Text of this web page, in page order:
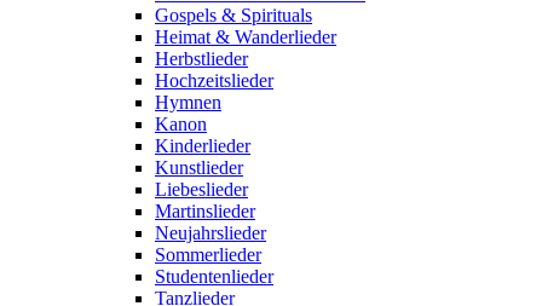
Gospels & Spirituals
Heimat & Wanderlieder
Herbstlieder
Hochzeitslieder
Hymnen
Kanon
Kinderlieder
Kunstlieder
Liebeslieder
Martinslieder
Neujahrslieder
Sommerlieder
Studentenlieder
Tanzlieder